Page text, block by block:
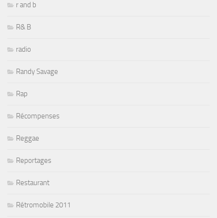
r and b
R& B
radio
Randy Savage
Rap
Récompenses
Reggae
Reportages
Restaurant
Rétromobile 2011